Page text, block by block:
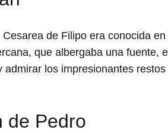
de Filipo era conocida
que albergaba una fuente,
los impresionantes
de Pedro